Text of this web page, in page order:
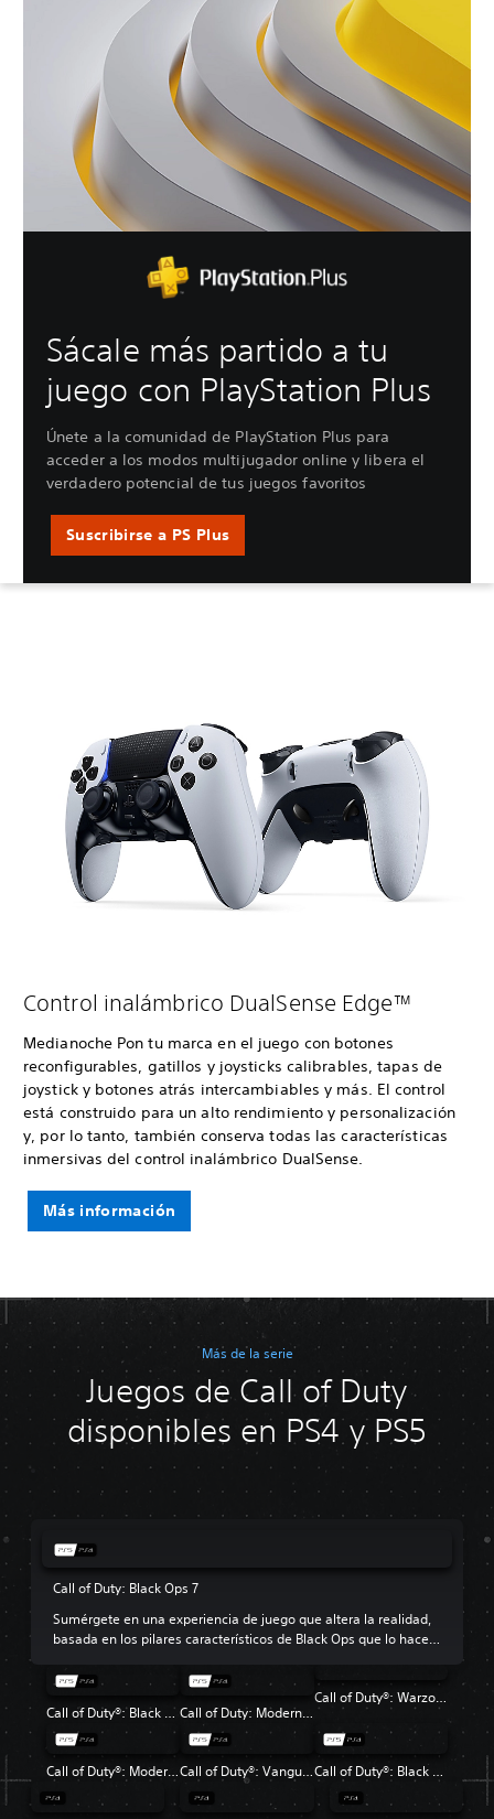
Sácale más partido a tu
juego con PlayStation Plus
Únete a la comunidad de PlayStation Plus para
acceder a los modos multijugador online y libera el
verdadero potencial de tus juegos favoritos
Suscribirse a PS Plus
Control inalámbrico DualSense Edge™
Medianoche Pon tu marca en el juego con botones
reconfigurables, gatillos y joysticks calibrables, tapas de
joystick y botones atrás intercambiables y más. El control
está construido para un alto rendimiento y personalización
y, por lo tanto, también conserva todas las características
inmersivas del control inalámbrico DualSense.
Más información
Más de la serie
Juegos de Call of Duty
disponibles en PS4 y PS5
Call of Duty: Black Ops 7
Sumérgete en una experiencia de juego que altera la realidad,
basada en los pilares característicos de Black Ops que lo hacen
Call of Duty®: Black Ops 6 Call of Duty: Modern Warfare III
Call of Duty®: Warzone™
Call of Duty®: Modern Warfare® II Call of Duty®: Vanguard Call of Duty®: Black Ops Cold War